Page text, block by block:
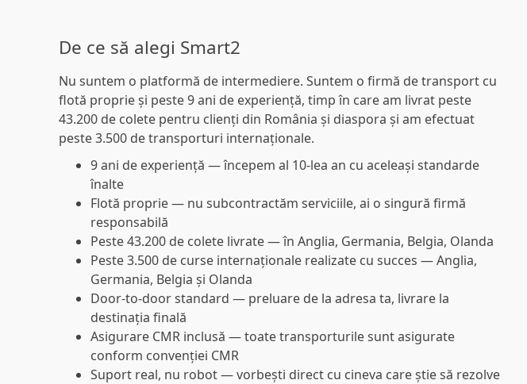
De ce să alegi Smart2
Nu suntem o platformă de intermediere. Suntem o firmă de transport cu
flotă proprieși peste 9 ani de experiență, timp în care am livrat peste
43.200 de colete pentru clienți din România și diaspora și am efectuat
peste 3.500 de transporturi internaționale.
9 ani de experiență — începem al 10-lea an cu aceleași standarde
înalte
Flotă proprie— nu subcontractăm serviciile, ai o singură firmă
responsabilă
Peste 43.200 de colete livrate— în Anglia, Germania, Belgia, Olanda
Peste 3.500 de curse internaționale realizate cu succes — Anglia,
Germania, Belgia și Olanda
Door-to-door standard — preluare de la adresa ta, livrare la
destinația finală
Asigurare CMR inclusă — toate transporturile sunt asigurate
conform convenției CMR
Suport real, nu robot— vorbești direct cu cineva care știe să rezolve